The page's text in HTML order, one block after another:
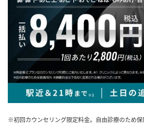
※初回カウンセリング限定料金。自由診療のため保